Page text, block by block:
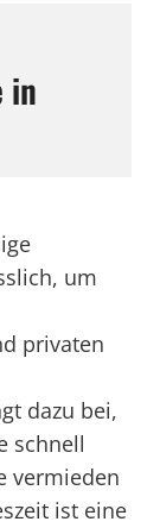
in
um
privaten
dazu bei,
schnell
vermieden
ist eine